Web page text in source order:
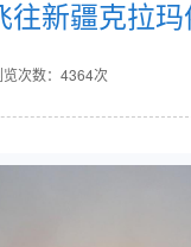
往新疆克拉
览次数：4364次